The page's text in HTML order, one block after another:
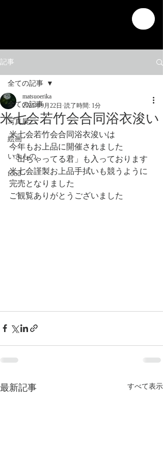
記事
全ての記事
写真展
絵画
いきもの
food
全ての記事
米七会若竹会合同浴衣浚い
matsuoerika
2025年9月22日 読了時間: 1分
米七会若竹会合同浴衣浚いは
今年もお上品に開催されました
「出ちゃってる君」も入っております
米七会謹製お上品手拭いも競うように
完売となりました
ご観覧ありがとうございました
最新記事 すべて表示